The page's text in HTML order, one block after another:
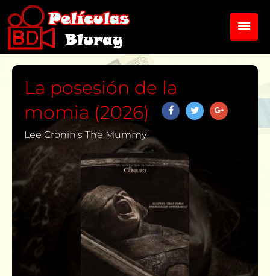
La posesión de la
momia (2026)
Lee Cronin's The Mummy